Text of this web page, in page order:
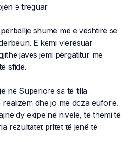
e treguar.
shumë më e vështirë se
E kemi vlerësuar
javës jemi përgatitur me
sfidë.
në Superiore sa të tilla
realizëm dhe jo me doza euforie.
dy ekipe në nivele, të themi të
rezultatet pritet të jenë të